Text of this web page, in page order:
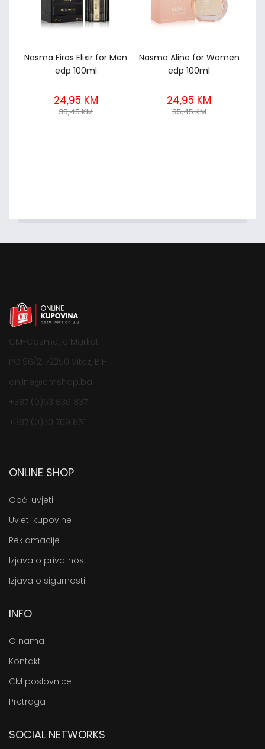
Nasma Firas Elixir for Men
edp 100ml
24,95 KM
35,45 KM
Nasma Aline for Women
edp 100ml
24,95 KM
35,45 KM
CM-Cosmetic Market
PC 96/2, 72250 Vitez, BiH
online@cmshop.ba
+387 (0)63 836 837
+387 (0)30 709 851
ONLINE SHOP
Opći uvjeti
Uvjeti kupovine
Reklamacije
Izjava o privatnosti
Izjava o sigurnosti
INFO
O nama
Kontakt
CM poslovnice
Pretraga
SOCIAL NETWORKS